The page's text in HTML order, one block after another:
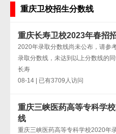
重庆卫校招生分数线
重庆长寿卫校2023年春招
2020年录取分数线尚未公布，请参
录取分数线，未达到以上分数线的
长寿
08-14 | 已有3709人访问
重庆三峡医药高等专科学
线
重庆三峡医药高等专科学校2020年